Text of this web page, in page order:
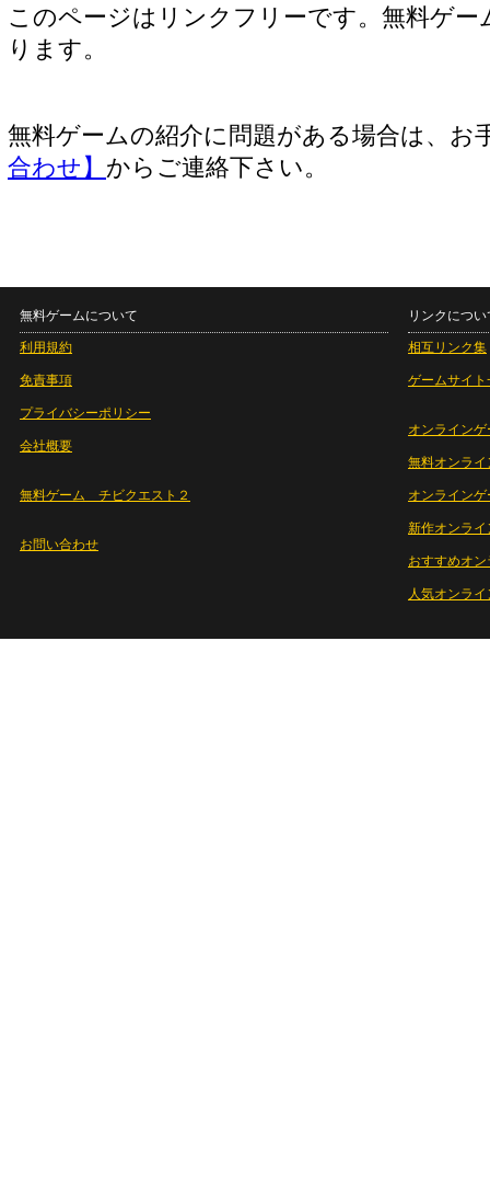
このページはリンクフリーです。無料ゲー
ります。
無料ゲームの紹介に問題がある場合は、お
合わせ】 からご連絡下さい。
無料ゲームについて
利用規約
免責事項
プライバシーポリシー
会社概要
無料ゲーム チビクエスト２
お問い合わせ
リンクについ
相互リンク集
ゲームサイト
オンラインゲ
無料オンライ
オンライン
新作オンライ
おすすめオ
人気オンラ